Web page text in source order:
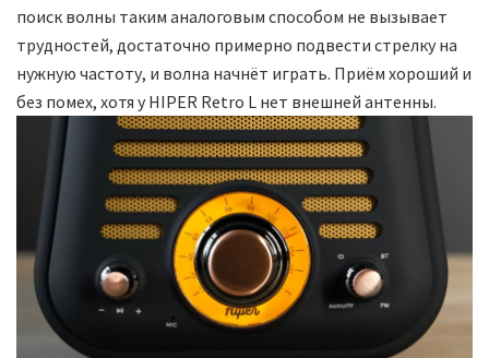
поиск волны таким аналоговым способом не вызывает
трудностей, достаточно примерно подвести стрелку на
нужную частоту, и волна начнёт играть. Приём хороший и
без помех, хотя у HIPER Retro L нет внешней антенны.